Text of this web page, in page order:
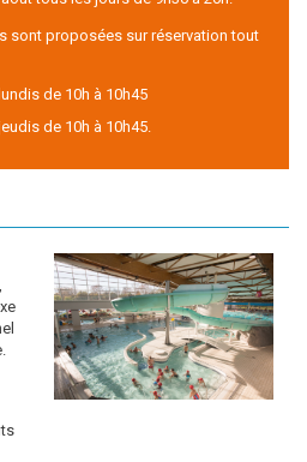
sont proposées sur réservation tout
de 10h à 10h45
de 10h à 10h45.